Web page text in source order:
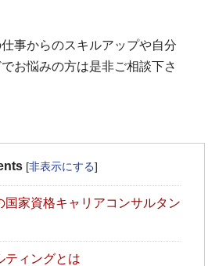
事からのスキルアップや自分
お悩みの方は是非ご相談下さ
[非表示にする]
国家資格キャリアコンサルタン
ティングとは